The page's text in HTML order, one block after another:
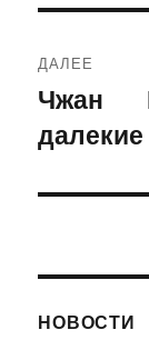
ДАЛЕЕ
запись:
Чжан
НОВОСТИ